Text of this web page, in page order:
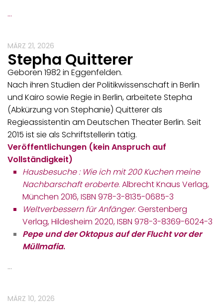
…
MÄRZ 21, 2026
Stepha Quitterer
Geboren 1982 in Eggenfelden.
Nach ihren Studien der Politikwissenschaft in Berlin
und Kairo sowie Regie in Berlin, arbeitete Stepha
(Abkürzung von Stephanie) Quitterer als
Regieassistentin am Deutschen Theater Berlin. Seit
2015 ist sie als Schriftstellerin tätig.
Veröffentlichungen (kein Anspruch auf
Vollständigkeit)
Hausbesuche : Wie ich mit 200 Kuchen meine
Nachbarschaft eroberte. Albrecht Knaus Verlag,
München 2016, ISBN 978-3-8135-0685-3
Weltverbessern für Anfänger. Gerstenberg
Verlag, Hildesheim 2020, ISBN 978-3-8369-6024-3
Pepe und der Oktopus auf der Flucht vor der
Müllmafia.
…
MÄRZ 10, 2026